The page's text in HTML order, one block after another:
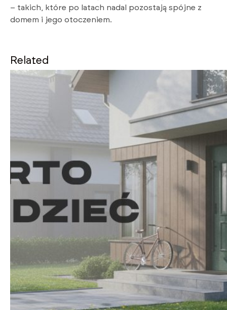
– takich, które po latach nadal pozostają spójne z
domem i jego otoczeniem.
Related